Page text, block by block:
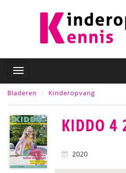
Bladeren Kinderopvang
KIDDO 4
2020